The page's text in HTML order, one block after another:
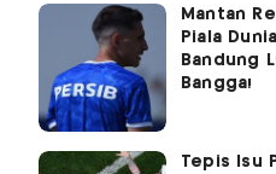
Mantan
Piala
Bandung
Bangga!
Tepis Isu